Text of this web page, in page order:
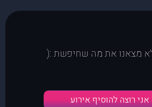
מצאנו את מה שחיפשת :(
אני רוצה להוסיף אירוע